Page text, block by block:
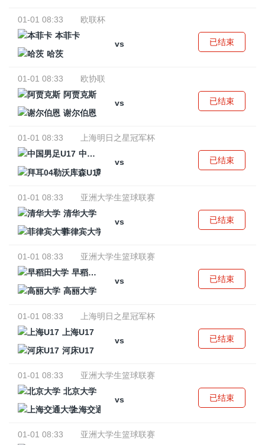
01-01 08:33
欧联杯
本菲卡
vs
哈茨
已结束
01-01 08:33
欧协联
阿贾克斯
vs
谢尔伯恩
已结束
01-01 08:33
上海明日之星冠军杯
中国男足U17
vs
拜耳04勒沃库森U17
已结束
01-01 08:33
亚洲大学生篮球联赛
清华大学
vs
菲律宾大学
已结束
01-01 08:33
亚洲大学生篮球联赛
早稻田大学
vs
高丽大学
已结束
01-01 08:33
上海明日之星冠军杯
上海U17
vs
河床U17
已结束
01-01 08:33
亚洲大学生篮球联赛
北京大学
vs
上海交通大学
已结束
01-01 08:33
亚洲大学生篮球联赛